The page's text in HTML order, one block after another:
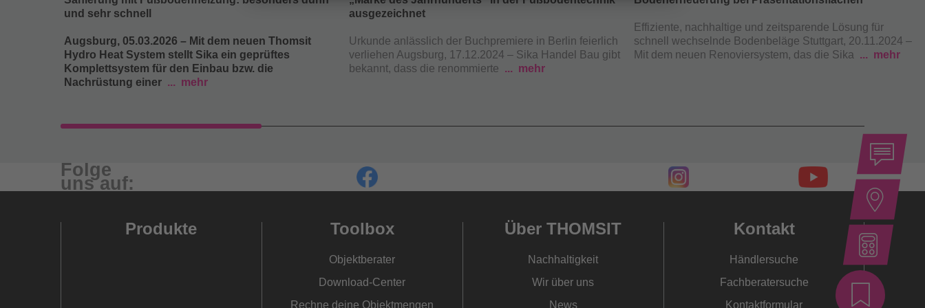
und sehr schnell
Augsburg, 05.03.2026 – Mit dem neuen Thomsit
Hydro Heat System stellt Sika ein geprüftes
Komplettsystem für den Einbau bzw. die
Nachrüstung einer
mehr
ausgezeichnet
Urkunde anlässlich der Buchpremiere in Berlin feierlich
verliehen Augsburg, 17.12.2024 – Sika Handel Bau gibt
bekannt, dass die renommierte
mehr
Effiziente, nachhaltige und zeitsparende Lösung für
schnell wechselnde Bodenbeläge Stuttgart, 20.11.2024 –
Mit dem neuen Renoviersystem, das die Sika
mehr
Folge
uns auf:
Produkte Toolbox
Objektberater
Download-Center
Rechne deine Objektmengen
Über THOMSIT
Nachhaltigkeit
Wir über uns
News
Kontakt
Händlersuche
Fachberatersuche
Kontaktformular